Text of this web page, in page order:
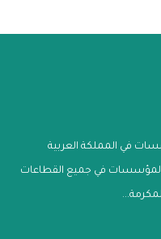
في المملكة العربية
في جميع القطاعات